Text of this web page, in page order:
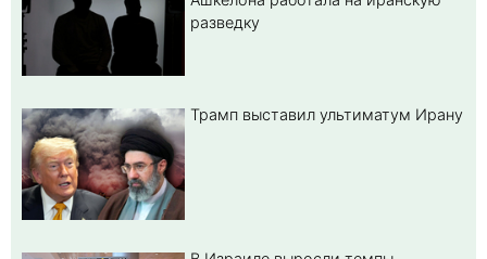
разведку
Трамп выставил ультиматум Ирану